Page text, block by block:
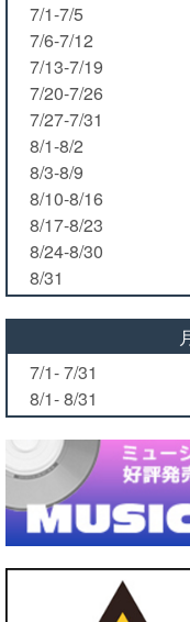
7/1-7/5
7/6-7/12
7/13-7/19
7/20-7/26
7/27-7/31
8/1-8/2
8/3-8/9
8/10-8/16
8/17-8/23
8/24-8/30
8/31
7/1- 7/31
8/1- 8/31